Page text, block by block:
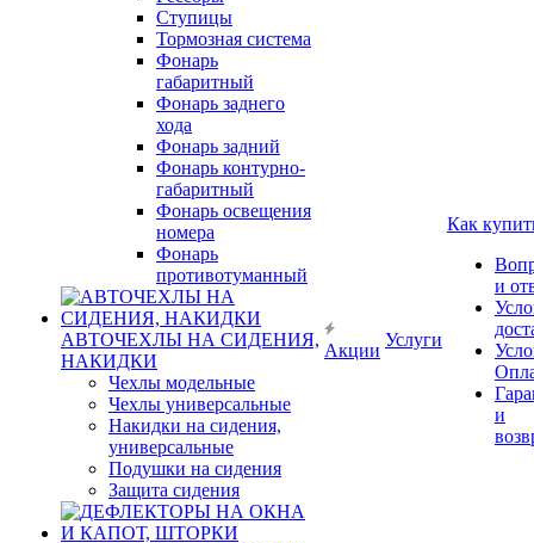
Ступицы
Тормозная система
Фонарь
габаритный
Фонарь заднего
хода
Фонарь задний
Фонарь контурно-
габаритный
Фонарь освещения
номера
Фонарь
противотуманный
АВТОЧЕХЛЫ НА СИДЕНИЯ,
НАКИДКИ
Чехлы модельные
Чехлы универсальные
Накидки на сидения,
универсальные
Подушки на сидения
Защита сидения
Акции
Услуги
Как
и
и